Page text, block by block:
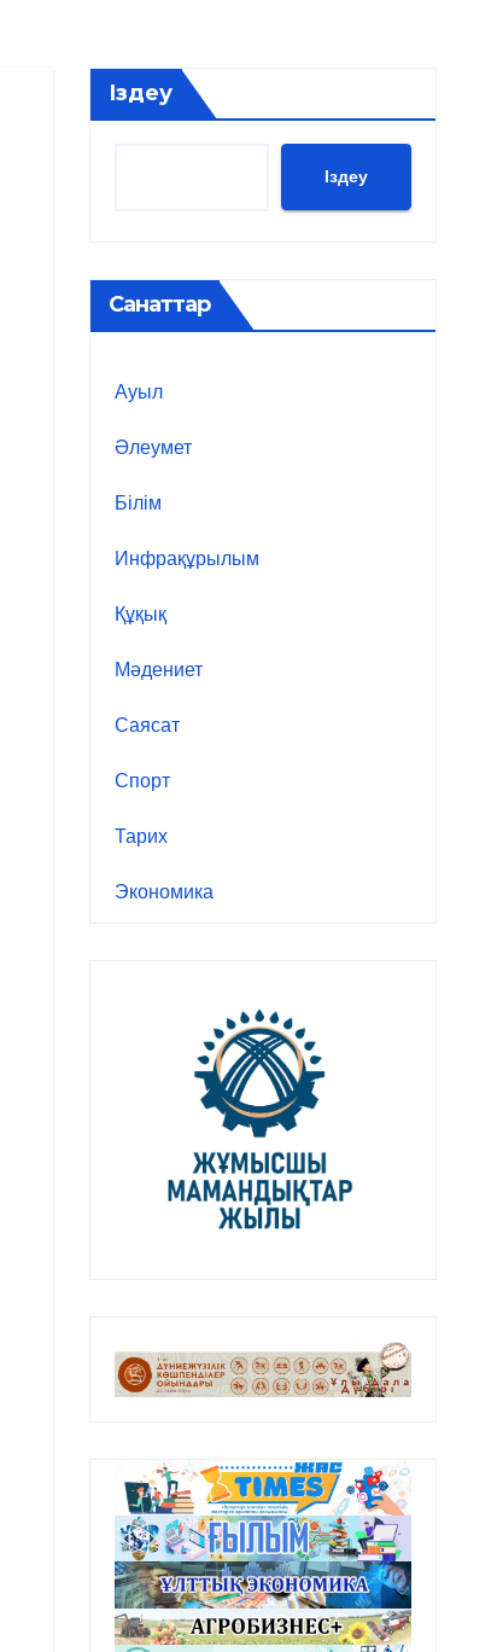
Іздеу
Іздеу
Санаттар
Ауыл
Әлеумет
Білім
Инфрақұрылым
Құқық
Мәдениет
Саясат
Спорт
Тарих
Экономика